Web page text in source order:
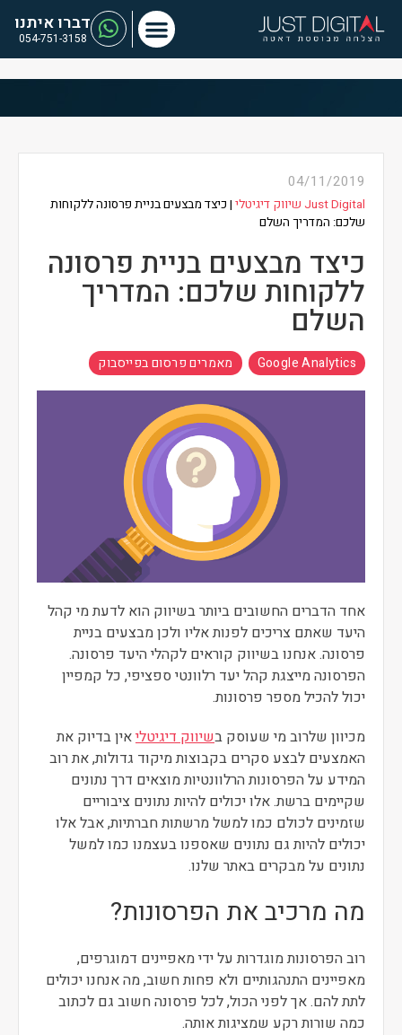
דברו איתנו
054-751-3158
04/11/2019
Just Digital שיווק דיגיטלי | כיצד מבצעים בניית פרסונה ללקוחות
שלכם: המדריך השלם
כיצד מבצעים בניית פרסונה
ללקוחות שלכם: המדריך
השלם
Google Analytics
, מאמרים פרסום בפייסבוק
אחד הדברים החשובים ביותר בשיווק הוא לדעת מי קהל
היעד שאתם צריכים לפנות אליו ולכן מבצעים בניית
פרסונה. אנחנו בשיווק קוראים לקהלי היעד פרסונה.
הפרסונה מייצגת קהל יעד רלוונטי ספציפי, כל קמפיין
יכול להכיל מספר פרסונות.
מכיוון שלרוב מי שעוסק בשיווק דיגיטליאין בדיוק את
האמצעים לבצע סקרים בקבוצות מיקוד גדולות, את רוב
המידע על הפרסונות הרלוונטיות מוצאים דרך נתונים
שקיימים ברשת. אלו יכולים להיות נתונים ציבוריים
שזמינים לכולם כמו למשל מרשתות חברתיות, אבל אלו
יכולים להיות גם נתונים שאספנו בעצמנו כמו למשל
נתונים על מבקרים באתר שלנו.
מה מרכיב את הפרסונות?
רוב הפרסונות מוגדרות על ידי מאפיינים דמוגרפים,
מאפיינים התנהגותיים ולא פחות חשוב, מה אנחנו יכולים
לתת להם. אך לפני הכול, לכל פרסונה חשוב גם לכתוב
כמה שורות רקע שמציגות אותה.